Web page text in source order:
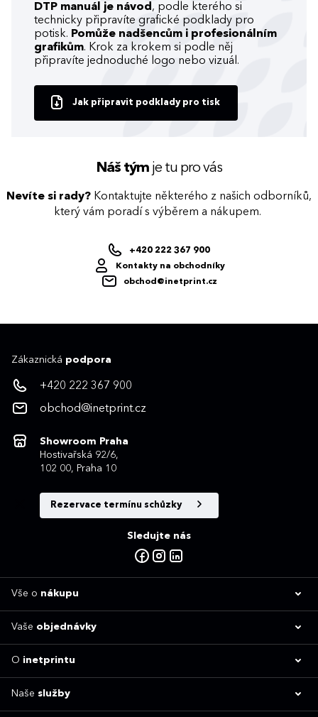
DTP manuál je návod , podle kterého si
technicky připravíte grafické podklady pro
potisk. Pomůže nadšencům i profesionálním
grafikům. Krok za krokem si podle něj
připravíte jednoduché logo nebo vizuál.
Jak připravit podklady pro tisk
Náš týmje tu pro vás
Nevíte si rady? Kontaktujte některého z našich odborníků,
který vám poradí s výběrem a nákupem.
+420 222 367 900
Kontakty na obchodníky
obchod@inetprint.cz
Zákaznická podpora
+420 222 367 900
obchod@inetprint.cz
Showroom Praha
Hostivařská 92/6,
102 00, Praha 10
Rezervace termínu schůzky
Sledujte nás
Vše o nákupu
Vaše objednávky
O inetprintu
Naše služby